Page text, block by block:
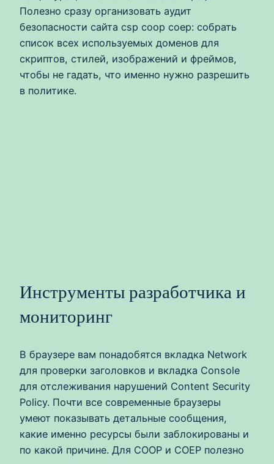
Полезно сразу организовать аудит
безопасности сайта csp coop coep: собрать
список всех используемых доменов для
скриптов, стилей, изображений и фреймов,
чтобы не гадать, что именно нужно разрешить
в политике.
Инструменты разработчика и
мониторинг
В браузере вам понадобятся вкладка Network
для проверки заголовков и вкладка Console
для отслеживания нарушений Content Security
Policy. Почти все современные браузеры
умеют показывать детальные сообщения,
какие именно ресурсы были заблокированы и
по какой причине. Для COOP и COEP полезно